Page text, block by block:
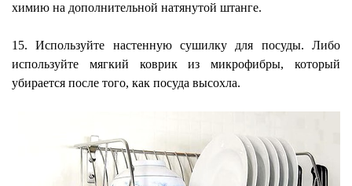
химию на дополнительной натянутой штанге.
15. Используйте настенную сушилку для посуды. Либо
используйте мягкий коврик из микрофибры, который
убирается после того, как посуда высохла.